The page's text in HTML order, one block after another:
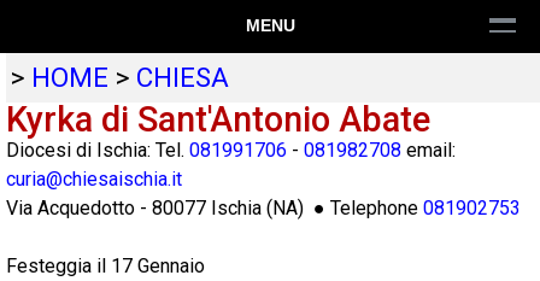
MENU
> HOME > CHIESA
Kyrka di Sant'Antonio Abate
Diocesi di Ischia: Tel. 081991706 - 081982708 email:
curia@chiesaischia.it
Via Acquedotto - 80077 Ischia (NA) ● Telephone 081902753
Festeggia il 17 Gennaio